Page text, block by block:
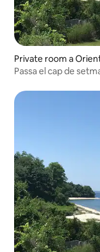
Private room a
Passa el cap de